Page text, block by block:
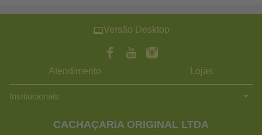
Versão Desktop
Atendimento Lojas
Institucionais
CACHAÇARIA ORIGINAL LTDA